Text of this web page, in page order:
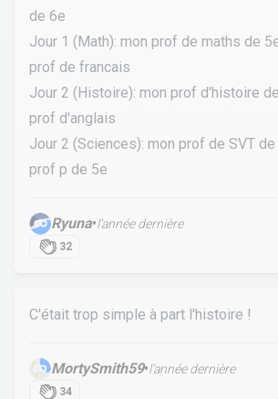
de 6e
Jour 1 (Math): mon prof de maths de
prof de francais
Jour 2 (Histoire): mon prof d'histoire
prof d'anglais
Jour 2 (Sciences): mon prof de SVT
prof p de 5e
Ryuna•l’année dernière
32
C'était trop simple à part l'histoire !
MortySmith59•l’année dernière
34